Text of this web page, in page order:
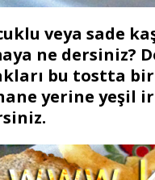
veya sade
ne dersiniz?
bu tostta
yerine yeşil